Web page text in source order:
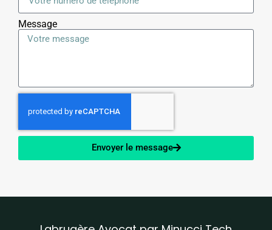
Message
Envoyer le message